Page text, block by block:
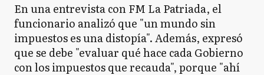
En una entrevista con FM La Patriada, el
funcionario analizó que "un mundo sin
impuestos es una distopía". Además, expresó
que se debe "evaluar qué hace cada Gobierno
con los impuestos que recauda", porque "ahí